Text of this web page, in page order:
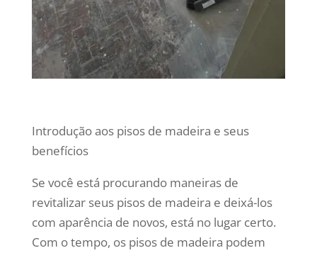
Introdução aos pisos de madeira e seus
benefícios
Se você está procurando maneiras de
revitalizar seus pisos de madeira e deixá-los
com aparência de novos, está no lugar certo.
Com o tempo, os pisos de madeira podem